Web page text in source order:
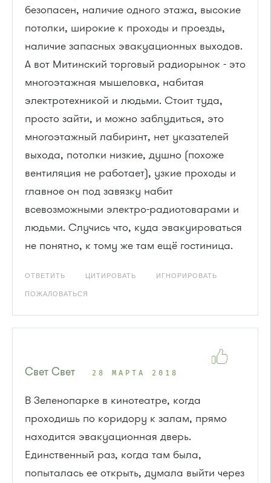
безопасен, наличие одного этажа, высокие
потолки, широкие к проходы и проезды,
наличие запасных эвакуационных выходов.
А вот Митинский торговый радиорынок - это
многоэтажная мышеловка, набитая
электротехникой и людьми. Стоит туда,
просто зайти, и можно заблудиться, это
многоэтажный лабиринт, нет указателей
выхода, потолки низкие, душно (похоже
вентиляция не работает), узкие проходы и
главное он под завязку набит
всевозможными электро-радиотоварами и
людьми. Случись что, куда эвакуироваться
не понятно, к тому же там ещё гостиница.
ОТВЕТИТЬ ЦИТИРОВАТЬ ИГНОРИРОВАТЬ
ПОЖАЛОВАТЬСЯ
Свет Свет 28 МАРТА 2018
В Зеленопарке в кинотеатре, когда
проходишь по коридору к залам, прямо
находится эвакуационная дверь.
Единственный раз, когда там была,
попыталась ее открыть, думала выйти через